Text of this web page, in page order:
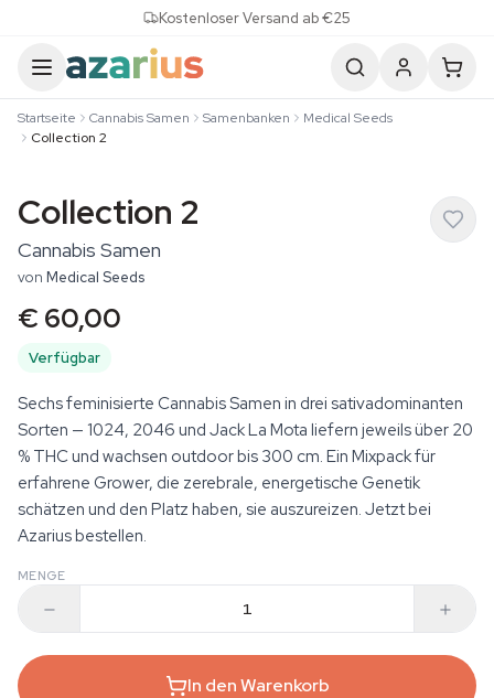
Kostenloser Versand ab €25
Startseite Cannabis Samen Samenbanken
Medical Seeds
Collection 2
Collection 2
Cannabis Samen
von Medical Seeds
€ 60,00
Verfügbar
Sechs feminisierte Cannabis Samen in drei sativadominanten
Sorten — 1024, 2046 und Jack La Mota liefern jeweils über 20
% THC und wachsen outdoor bis 300 cm. Ein Mixpack für
erfahrene Grower, die zerebrale, energetische Genetik
schätzen und den Platz haben, sie auszureizen. Jetzt bei
Azarius bestellen.
MENGE
In den Warenkorb